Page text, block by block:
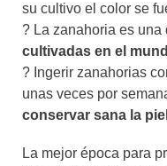
su cultivo el color se
? La zanahoria es una
cultivadas en el
? Ingerir zanahorias
unas veces por
conservar sana la
La mejor época para